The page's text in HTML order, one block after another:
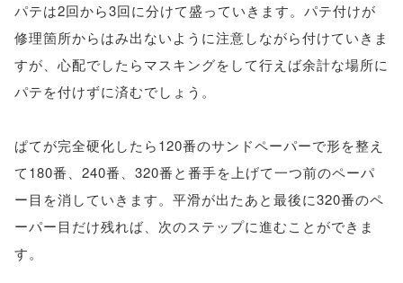
パテは2回から3回に分けて盛っていきます。パテ付けが
修理箇所からはみ出ないように注意しながら付けていきま
すが、心配でしたらマスキングをして行えば余計な場所に
パテを付けずに済むでしょう。
ぱてが完全硬化したら120番のサンドペーパーで形を整え
て180番、240番、320番と番手を上げて一つ前のペーパ
ー目を消していきます。平滑が出たあと最後に320番のペ
ーパー目だけ残れば、次のステップに進むことができま
す。